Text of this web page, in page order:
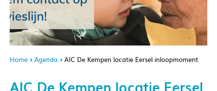
Home Agenda AIC De Kempen locatie Eersel inloopmoment
AIC De Kempen locatie Eersel